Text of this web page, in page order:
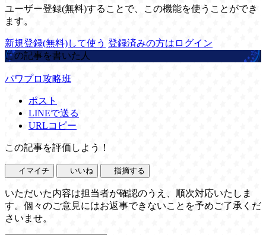
ユーザー登録(無料)することで、この機能を使うことができ
ます。
新規登録(無料)して使う 登録済みの方はログイン
この記事を書いた人
パワプロ攻略班
ポスト
LINEで送る
URLコピー
この記事を評価しよう！
イマイチ いいね 指摘する
いただいた内容は担当者が確認のうえ、順次対応いたしま
す。個々のご意見にはお返事できないことを予めご了承くだ
さいませ。